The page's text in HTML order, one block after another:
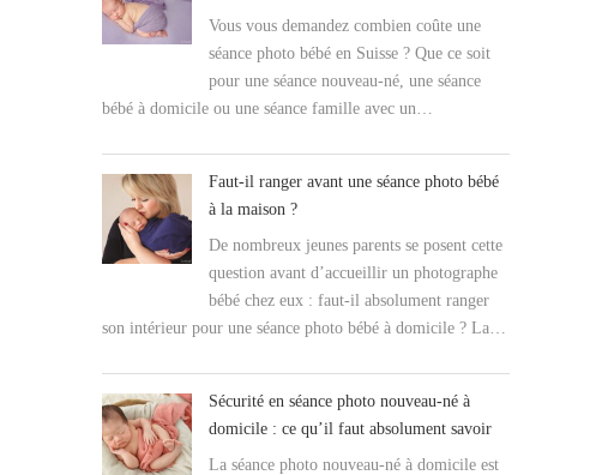
Vous vous demandez combien coûte une
séance photo bébé en Suisse ? Que ce soit
pour une séance nouveau-né, une séance
bébé à domicile ou une séance famille avec un…
Faut-il ranger avant une séance photo bébé
à la maison ?
De nombreux jeunes parents se posent cette
question avant d’accueillir un photographe
bébé chez eux : faut-il absolument ranger
son intérieur pour une séance photo bébé à domicile ? La…
Sécurité en séance photo nouveau-né à
domicile : ce qu’il faut absolument savoir
La séance photo nouveau-né à domicile est